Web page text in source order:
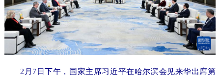
2月7日下午，国家主席习近平在哈尔滨会见来华出席第